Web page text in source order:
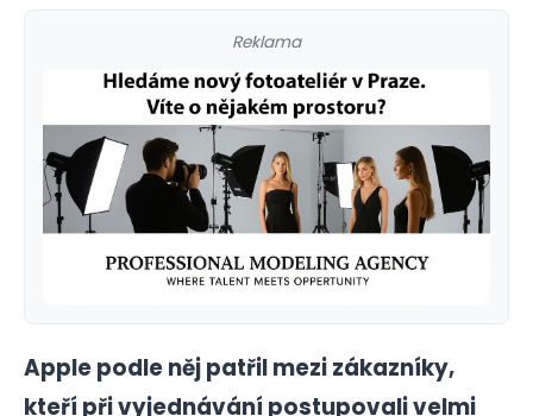
Reklama
Apple podle něj patřil mezi zákazníky,
kteří při vyjednávání postupovali velmi